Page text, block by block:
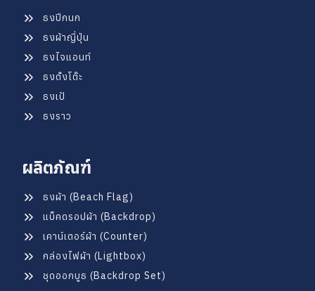
ธงปีกนก
ธงผ้าญี่ปุ่น
ธงไจแอนท์
ธงตั้งโต๊ะ
ธงเป้
ธงราว
ผลิตภัณฑ์
ธงผ้า (Beach Flag)
แบ็คดรอปผ้า (Backdrop)
เคาน์เตอร์ผ้า (Counter)
กล่องไฟผ้า (Lightbox)
ชุดออกบูธ (Backdrop Set)